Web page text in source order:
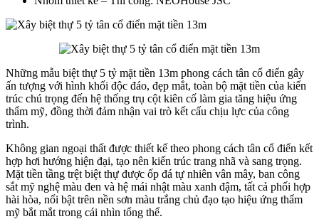
Những mẫu biệt thự 5 tỷ mặt tiền 13m phong cách tân cổ điển gây
ấn tượng với hình khối độc đáo, đẹp mắt, toàn bộ mặt tiền của kiến
trúc chú trọng đến hệ thống trụ cột kiên cố làm gia tăng hiệu ứng
thẩm mỹ, đồng thời đảm nhận vai trò kết cấu chịu lực của công
trình.
Không gian ngoại thất được thiết kế theo phong cách tân cổ điển kết
hợp hơi hướng hiện đại, tạo nên kiến trúc trang nhã và sang trọng.
Mặt tiền tầng trệt biệt thự được ốp đá tự nhiên vân mây, ban công
sắt mỹ nghệ màu đen và hệ mái nhật màu xanh đậm, tất cả phối hợp
hài hòa, nổi bật trên nền sơn màu trắng chủ đạo tạo hiệu ứng thẩm
mỹ bắt mắt trong cái nhìn tổng thể.